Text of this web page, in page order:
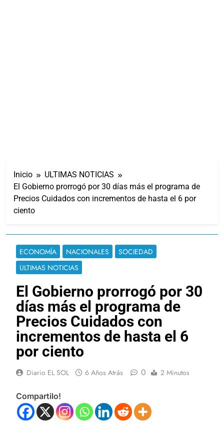
Inicio
ULTIMAS NOTICIAS
El Gobierno prorrogó por 30 días más el programa de
Precios Cuidados con incrementos de hasta el 6 por
ciento
ECONOMÍA NACIONALES
SOCIEDAD
ULTIMAS NOTICIAS
El Gobierno prorrogó por 30
días más el programa de
Precios Cuidados con
incrementos de hasta el 6
por ciento
Diario EL SOL 6 Años Atrás 0 2 Minutos
Compartilo!